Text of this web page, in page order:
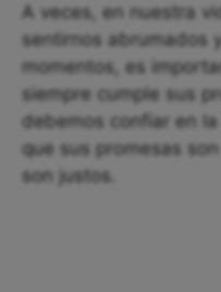
A veces, en nuestra
sentirnos abrumados
momentos, es
siempre cumple sus
debemos confiar en
que sus promesas
son justos.